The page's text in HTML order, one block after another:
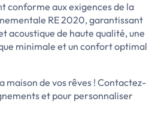
conforme aux exigences de la
RE 2020, garantissant
acoustique de haute qualité, une
minimale et un confort optimal
maison de vos rêves ! Contactez-
et pour personnaliser